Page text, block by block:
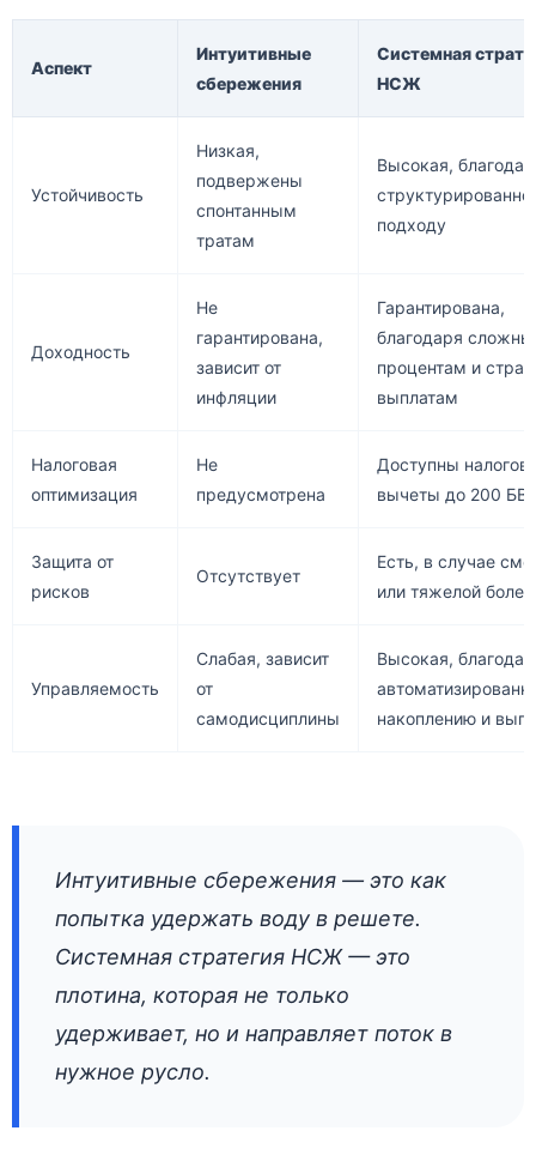
Аспект
Интуитивные
сбережения
Системная
НСЖ
Устойчивость
Низкая,
подвержены
спонтанным
тратам
Высокая,
подходу
Доходность
Не
гарантирована,
зависит от
инфляции
Гарантирована,
благодаря
процентам и
выплатам
Налоговая
оптимизация
Не
предусмотрена
Доступны
вычеты до 200 БВ
Защита от
рисков
Отсутствует
Есть, в случае
или тяжелой
Управляемость
Слабая, зависит
от
самодисциплины
Высокая,
накоплению и
Интуитивные сбережения — это как
попытка удержать воду в решете.
Системная стратегия НСЖ — это
плотина, которая не только
удерживает, но и направляет поток в
нужное русло.